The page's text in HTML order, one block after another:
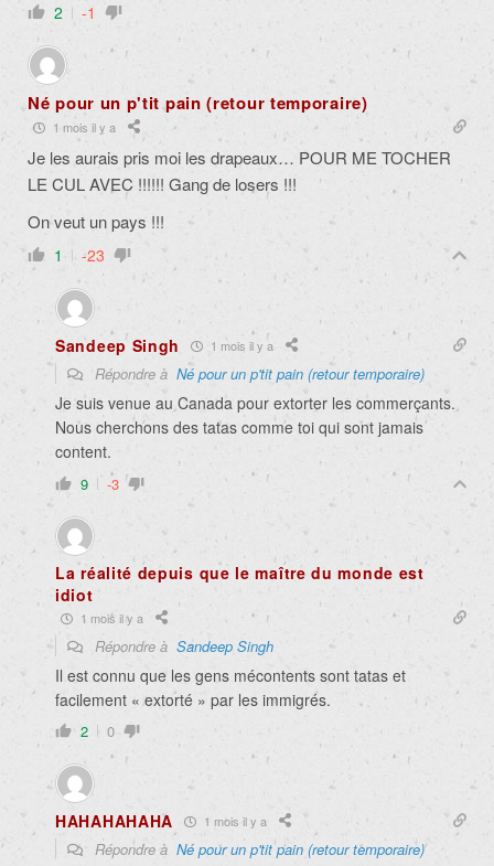
2 -1
Né pour un p'tit pain (retour temporaire)
1 mois il y a
Je les aurais pris moi les drapeaux… POUR ME TOCHER
LE CUL AVEC !!!!!! Gang de losers !!!
On veut un pays !!!
1 -23
Sandeep Singh 1 mois il y a
Répondre à Né pour un p'tit pain (retour temporaire)
Je suis venue au Canada pour extorter les commerçants.
Nous cherchons des tatas comme toi qui sont jamais
content.
9 -3
La réalité depuis que le maître du monde est
idiot
1 mois il y a
Répondre à Sandeep Singh
Il est connu que les gens mécontents sont tatas et
facilement « extorté » par les immigrés.
2 0
HAHAHAHAHA 1 mois il y a
Répondre à Né pour un p'tit pain (retour temporaire)